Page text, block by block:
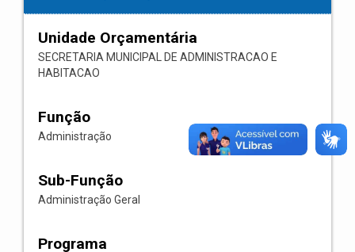
Unidade Orçamentária
SECRETARIA MUNICIPAL DE ADMINISTRACAO E
HABITACAO
Função
Administração
Sub-Função
Administração Geral
Programa